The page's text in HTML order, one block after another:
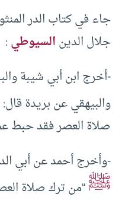
جاء في كتاب الدر
جلال الدينالسيوطي:
-أخرج ابن أبي شيبة
والبيهقي عن بريدة قال:
صلاة العصر فقد حبط
-وأخرج أحمد عن أبي
ﷺ“من ترك صلاة